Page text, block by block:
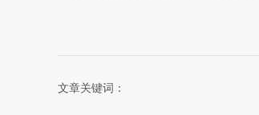
文章关键词：